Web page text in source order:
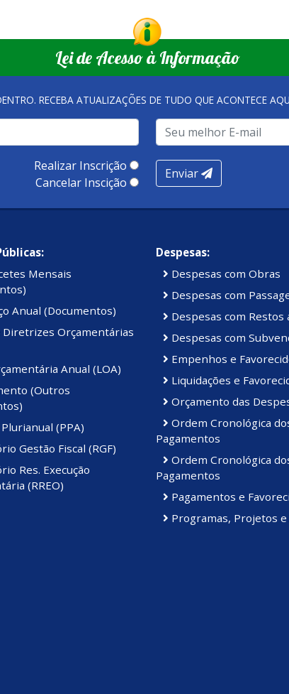
Lei de Acesso à Informação
RECEBA ATUALIZAÇÕES DE TUDO QUE ACONTECE
Realizar Inscrição
Cancelar Inscição
Enviar
Mensais
Anual (Documentos)
Diretrizes Orçamentárias
Anual (LOA)
(Outros
(PPA)
Gestão Fiscal (RGF)
Res. Execução
(RREO)
Despesas:
Despesas com Obras
Despesas com
Despesas com Restos
Despesas com
Empenhos e
Liquidações e
Orçamento das
Ordem Cronológica
Pagamentos
Ordem Cronológica
Pagamentos
Pagamentos e
Programas, Projetos e